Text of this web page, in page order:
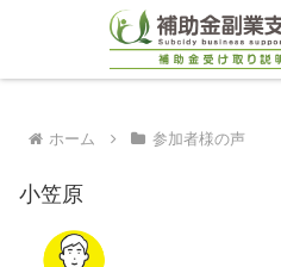
ホーム 参加者様の声
小笠原